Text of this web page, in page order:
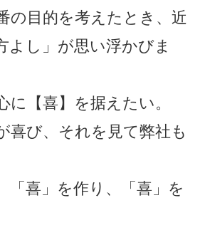
の目的を考えたとき、近
よし」が思い浮かびま
に【喜】を据えたい。
喜び、それを見て弊社も
「喜」を作り、「喜」を